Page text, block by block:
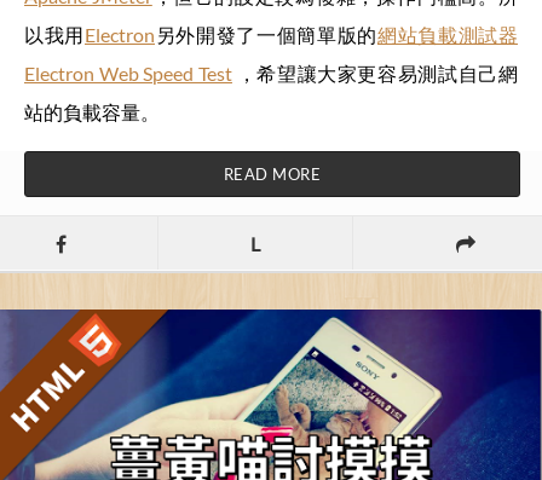
以我用Electron 另外開發了一個簡單版的網站負載測試器
Electron Web Speed Test，希望讓大家更容易測試自己網
站的負載容量。
READ MORE
L